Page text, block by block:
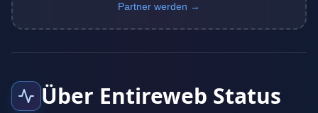
Partner werden →
Über Entireweb Status